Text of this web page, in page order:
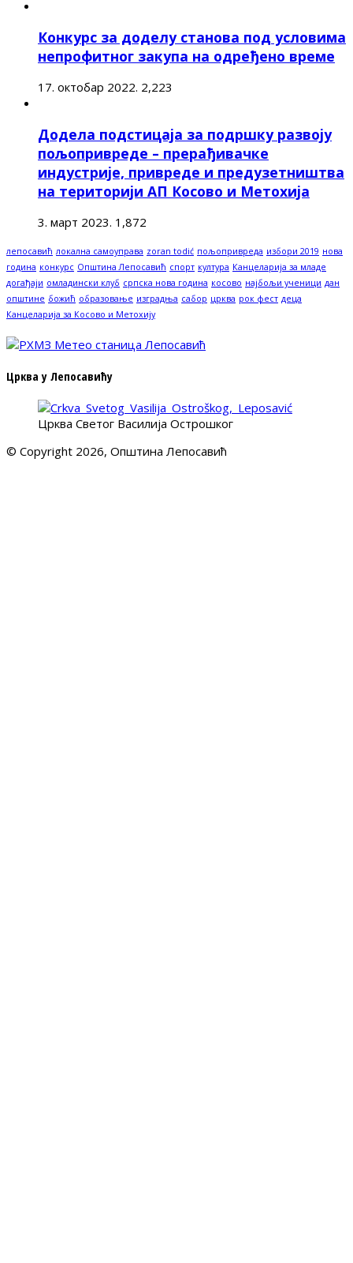
Конкурс за доделу станова под условима
непрофитног закупа на одређено време
17. октобар 2022. 2,223
Додела подстицаја за подршку развоју
пољопривреде – прерађивачке
индустрије, привреде и предузетништва
на територији АП Косово и Метохија
3. март 2023. 1,872
лепосавић локална самоуправа zoran todić пољопривреда избори 2019 нова
година конкурс Општина Лепосавић спорт култура Канцеларија за младе
догађаји омладински клуб српска нова година косово најбољи ученици дан
општине божић образовање изградња сабор црква рок фест деца
Канцеларија за Косово и Метохију
Црква у Лепосавићу
Црква Светог Василија Острошког
© Copyright 2026, Општина Лепосавић